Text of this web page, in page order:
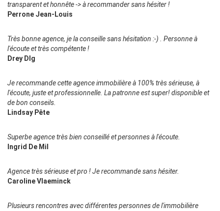
transparent et honnête -> à recommander sans hésiter !
Perrone Jean-Louis
Très bonne agence, je la conseille sans hésitation :-) . Personne à
l'écoute et très compétente !
Drey Dlg
Je recommande cette agence immobilière à 100% très sérieuse, à
l'écoute, juste et professionnelle. La patronne est super! disponible et
de bon conseils.
Lindsay Pête
Superbe agence très bien conseillé et personnes à l'écoute.
Ingrid De Mil
Agence très sérieuse et pro ! Je recommande sans hésiter.
Caroline Vlaeminck
Plusieurs rencontres avec différentes personnes de l'immobilière